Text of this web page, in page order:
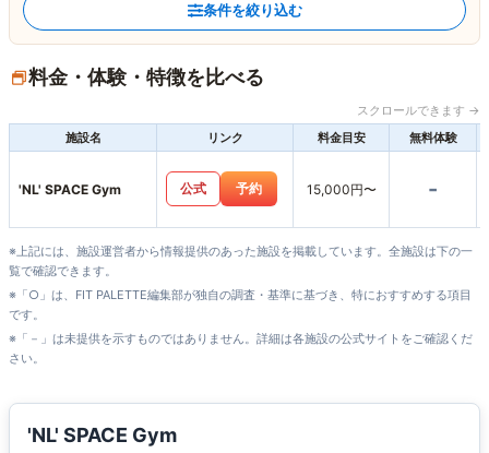
条件を絞り込む
料金・体験・特徴を比べる
スクロールできます →
施設名
リンク 料金目安 無料体験
'NL' SPACE Gym 公式 予約 15,000円〜 -
※上記には、施設運営者から情報提供のあった施設を掲載しています。全施設は下の一
覧で確認できます。
※「○」は、FIT PALETTE編集部が独自の調査・基準に基づき、特におすすめする項目
です。
※「－」は未提供を示すものではありません。詳細は各施設の公式サイトをご確認くだ
さい。
'NL' SPACE Gym